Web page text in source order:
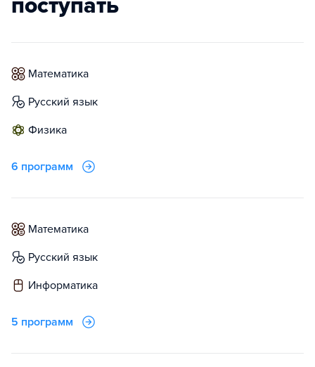
математика
русский язык
физика
6 программ
математика
русский язык
информатика
5 программ